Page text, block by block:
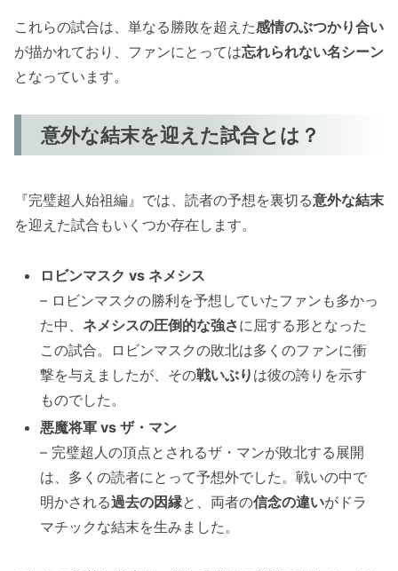
これらの試合は、単なる勝敗を超えた感情のぶつかり合い
が描かれており、ファンにとっては忘れられない名シーン
となっています。
意外な結末を迎えた試合とは？
『完璧超人始祖編』では、読者の予想を裏切る意外な結末
を迎えた試合もいくつか存在します。
ロビンマスク vs ネメシス
– ロビンマスクの勝利を予想していたファンも多かっ
た中、ネメシスの圧倒的な強さに屈する形となった
この試合。ロビンマスクの敗北は多くのファンに衝
撃を与えましたが、その戦いぶり は彼の誇りを示す
ものでした。
悪魔将軍 vs ザ・マン
– 完璧超人の頂点とされるザ・マンが敗北する展開
は、多くの読者にとって予想外でした。戦いの中で
明かされる過去の因縁と、両者の信念の違いがドラ
マチックな結末を生みました。